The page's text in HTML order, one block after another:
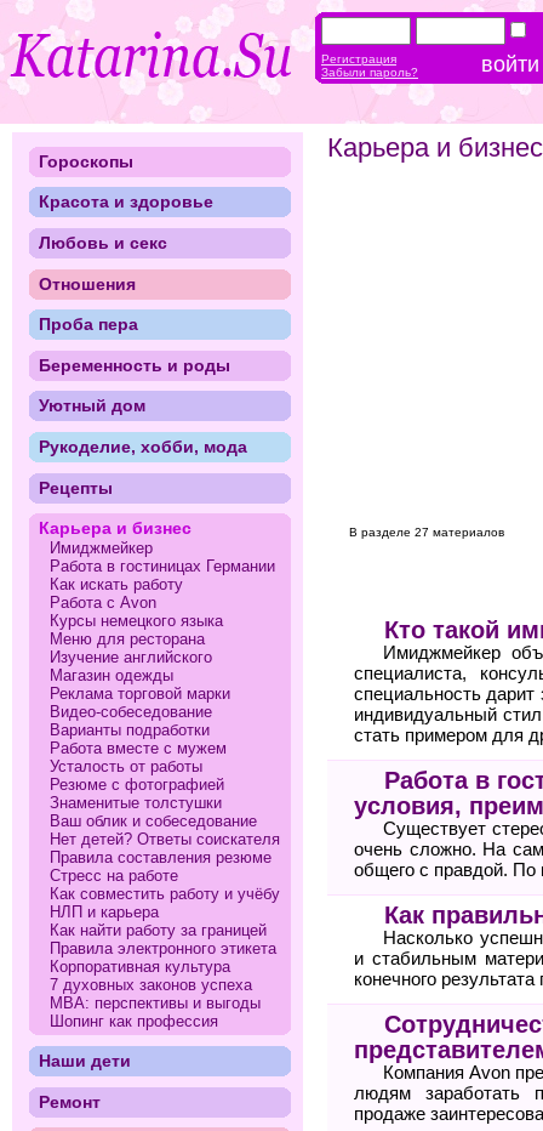
Карьера и бизнес
В разделе 27 материалов
Кто такой
Имиджмейкер
специалиста,
специальность дарит
индивидуальный
стать примером для
Работа в
условия,
Существует
очень сложно. На
общего с правдой. По
Как
Насколько
и стабильным
конечного
Компания Avon
людям заработать
продаже
Гороскопы
Красота и здоровье
Любовь и секс
Отношения
Проба пера
Беременность и роды
Уютный дом
Рукоделие, хобби, мода
Рецепты
Карьера и бизнес
Имиджмейкер
Работа в гостиницах Германии
Как искать работу
Работа с Avon
Курсы немецкого языка
Меню для ресторана
Изучение английского
Магазин одежды
Реклама торговой марки
Видео-собеседование
Варианты подработки
Работа вместе с мужем
Усталость от работы
Резюме с фотографией
Знаменитые толстушки
Ваш облик и собеседование
Нет детей? Ответы соискателя
Правила составления резюме
Стресс на работе
Как совместить работу и учёбу
НЛП и карьера
Как найти работу за границей
Правила электронного этикета
Корпоративная культура
7 духовных законов успеха
МВА: перспективы и выгоды
Шопинг как профессия
Наши дети
Ремонт
Регистрация
Забыли пароль?